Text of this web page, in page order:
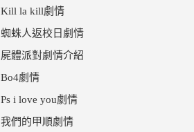
Kill la kill劇情
蜘蛛人返校日劇情
屍體派對劇情介紹
Bo4劇情
Ps i love you劇情
我們的甲順劇情